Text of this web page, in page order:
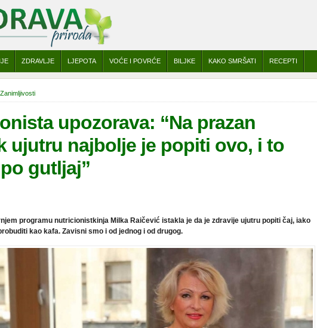
ZDRAVLJE LJEPOTA VOĆE I POVRĆE BILJKE KAKO SMRŠATI RECEPTI
Zanimljivosti
upozorava: “Na prazan
ujutru najbolje je popiti ovo, i to
gutljaj”
programu nutricionistkinja Milka Raičević istakla je da je zdravije ujutru popiti čaj, iako
kao kafa. Zavisni smo i od jednog i od drugog.